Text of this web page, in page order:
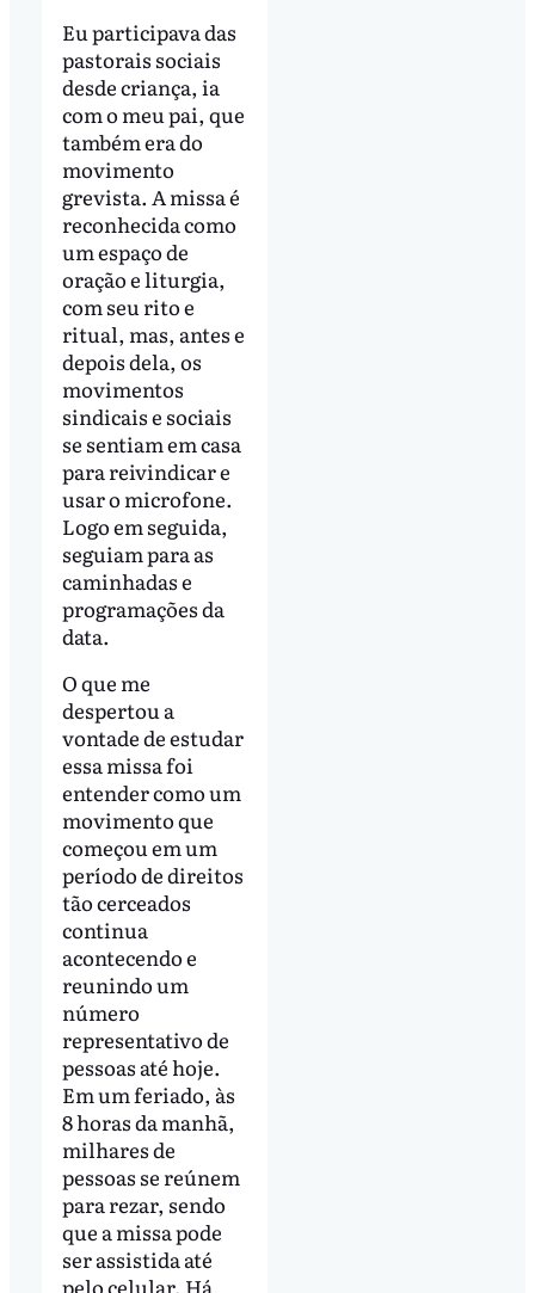
Eu participava das
pastorais sociais
desde criança, ia
com o meu pai, que
também era do
movimento
grevista. A missa é
reconhecida como
um espaço de
oração e liturgia,
com seu rito e
ritual, mas, antes e
depois dela, os
movimentos
sindicais e sociais
se sentiam em casa
para reivindicar e
usar o microfone.
Logo em seguida,
seguiam para as
caminhadas e
programações da
data.
O que me
despertou a
vontade de estudar
essa missa foi
entender como um
movimento que
começou em um
período de direitos
tão cerceados
continua
acontecendo e
reunindo um
número
representativo de
pessoas até hoje.
Em um feriado, às
8 horas da manhã,
milhares de
pessoas se reúnem
para rezar, sendo
que a missa pode
ser assistida até
pelo celular. Há